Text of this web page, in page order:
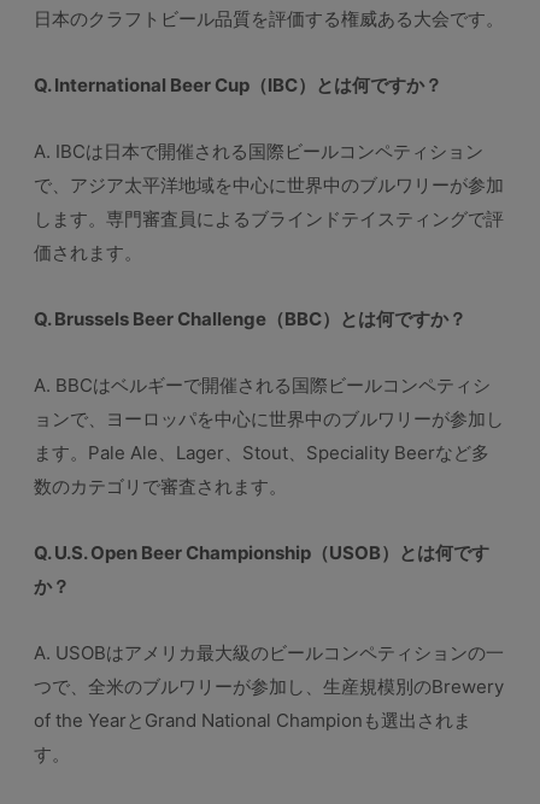
日本のクラフトビール品質を評価する権威ある大会です。
Q. International Beer Cup（IBC）とは何ですか？
A. IBCは日本で開催される国際ビールコンペティション
で、アジア太平洋地域を中心に世界中のブルワリーが参加
します。専門審査員によるブラインドテイスティングで評
価されます。
Q. Brussels Beer Challenge（BBC）とは何ですか？
A. BBCはベルギーで開催される国際ビールコンペティシ
ョンで、ヨーロッパを中心に世界中のブルワリーが参加し
ます。Pale Ale、Lager、Stout、Speciality Beerなど多
数のカテゴリで審査されます。
Q. U.S. Open Beer Championship（USOB）とは何です
か？
A. USOBはアメリカ最大級のビールコンペティションの一
つで、全米のブルワリーが参加し、生産規模別のBrewery
of the YearとGrand National Championも選出されま
す。